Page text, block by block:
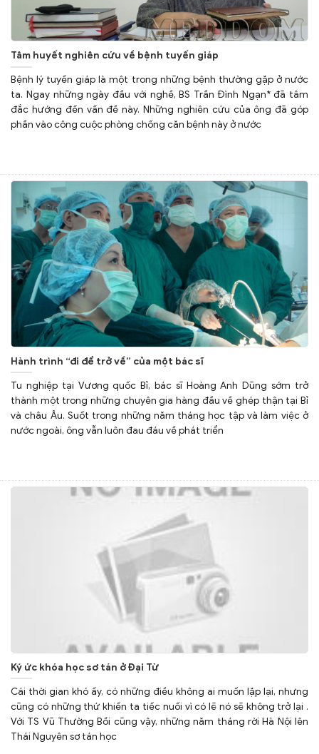
Tâm huyết nghiên cứu về bệnh tuyến giáp
Bệnh lý tuyến giáp là một trong những bệnh thường gặp ở nước
ta. Ngay những ngày đầu với nghề, BS Trần Đình Ngạn* đã tâm
đắc hướng đến vấn đề này. Những nghiên cứu của ông đã góp
phần vào công cuộc phòng chống căn bệnh này ở nước
Hành trình “đi để trở về” của một bác sĩ
Tu nghiệp tại Vương quốc Bỉ, bác sĩ Hoàng Anh Dũng sớm trở
thành một trong những chuyên gia hàng đầu về ghép thận tại Bỉ
và châu Âu. Suốt trong những năm tháng học tập và làm việc ở
nước ngoài, ông vẫn luôn đau đáu về phát triển
Ký ức khóa học sơ tán ở Đại Từ
Cái thời gian khó ấy, có những điều không ai muốn lặp lại, nhưng
cũng có những thứ khiến ta tiếc nuối vì có lẽ nó sẽ không trở lại .
Với TS Vũ Thường Bồi cũng vậy, những năm tháng rời Hà Nội lên
Thái Nguyên sơ tán học